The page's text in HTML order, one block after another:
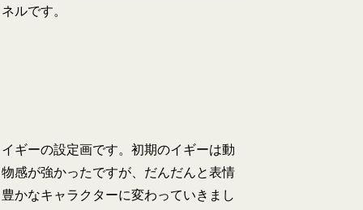
ネルです。
イギーの設定画です。初期のイギーは動
物感が強かったですが、だんだんと表情
豊かなキャラクターに変わっていきまし